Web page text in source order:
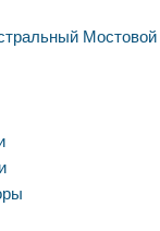
Мостовой